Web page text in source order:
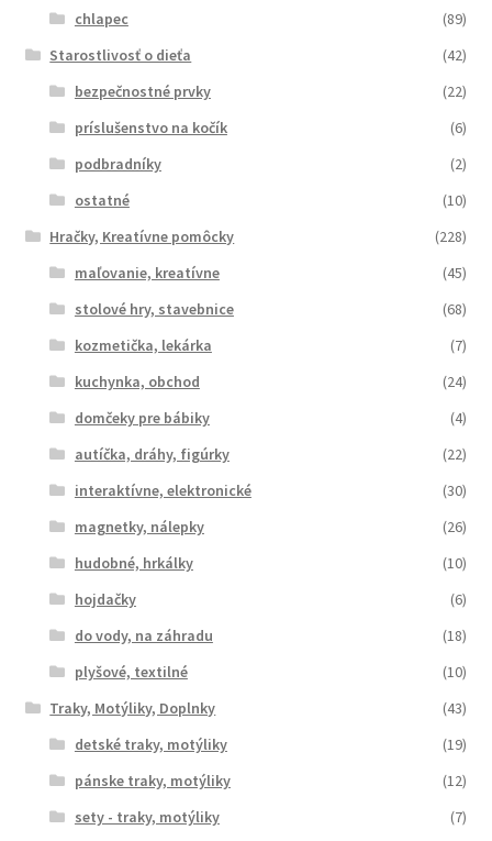
chlapec
(89)
Starostlivosť o dieťa
(42)
bezpečnostné prvky
(22)
príslušenstvo na kočík
(6)
podbradníky
(2)
ostatné
(10)
Hračky, Kreatívne pomôcky
(228)
maľovanie, kreatívne
(45)
stolové hry, stavebnice
(68)
kozmetička, lekárka
(7)
kuchynka, obchod
(24)
domčeky pre bábiky
(4)
autíčka, dráhy, figúrky
(22)
interaktívne, elektronické
(30)
magnetky, nálepky
(26)
hudobné, hrkálky
(10)
hojdačky
(6)
do vody, na záhradu
(18)
plyšové, textilné
(10)
Traky, Motýliky, Doplnky
(43)
detské traky, motýliky
(19)
pánske traky, motýliky
(12)
sety - traky, motýliky
(7)